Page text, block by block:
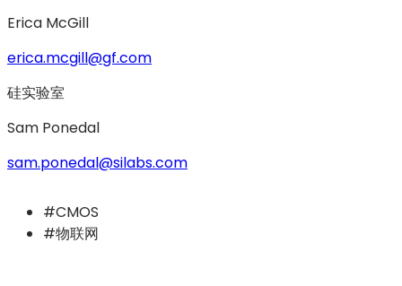
Erica McGill
erica.mcgill@gf.com
硅实验室
Sam Ponedal
sam.ponedal@silabs.com
#CMOS
#物联网